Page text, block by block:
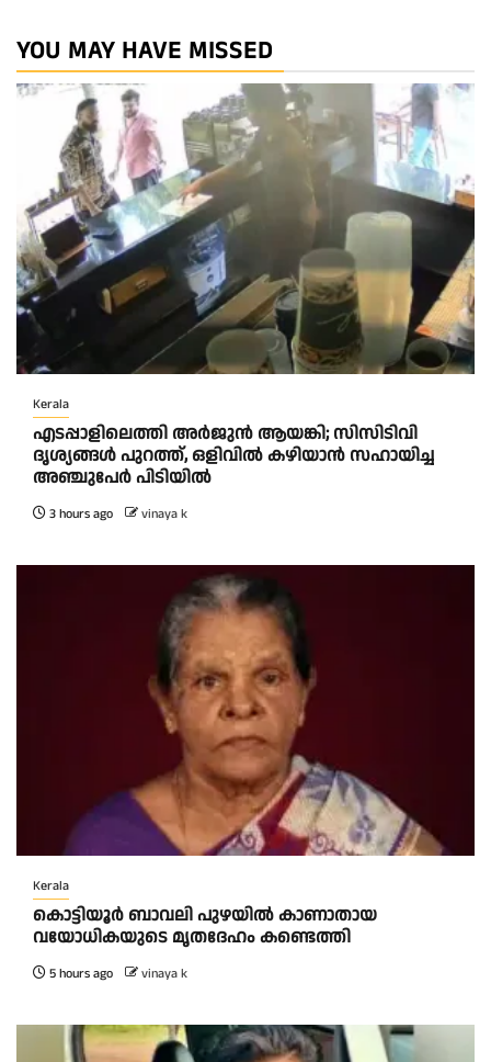
YOU MAY HAVE MISSED
Kerala
എടപ്പാളിലെത്തി അർജുൻ ആയങ്കി; സിസിടിവി
ദൃശ്യങ്ങൾ പുറത്ത്, ഒളിവിൽ കഴിയാൻ സഹായിച്ച
അഞ്ചുപേർ പിടിയിൽ
3 hours ago vinaya k
Kerala
കൊട്ടിയൂർ ബാവലി പുഴയിൽ കാണാതായ
വയോധികയുടെ മൃതദേഹം കണ്ടെത്തി
5 hours ago vinaya k